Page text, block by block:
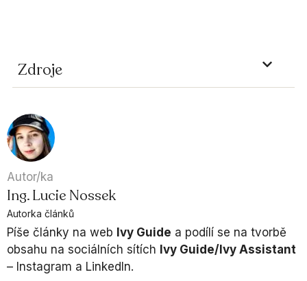
Zdroje
Autor/ka
Ing. Lucie Nossek
Autorka článků
Píše články na web Ivy Guide a podílí se na tvorbě
obsahu na sociálních sítích Ivy Guide/Ivy Assistant
– Instagram a LinkedIn.